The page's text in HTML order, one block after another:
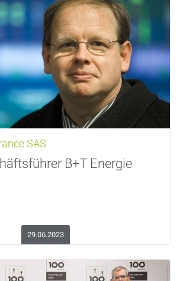
SAS
B+T Energie
29.06.2023